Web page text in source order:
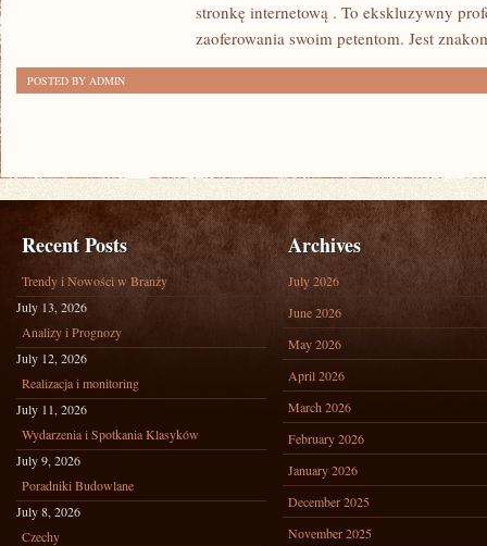
stronkę internetową . To ekskluzywny
zaoferowania swoim petentom. Jest
POSTED BY ADMIN
Recent Posts
Trendy i Nowości w Branży
July 13, 2026
Analizy i Prognozy
July 12, 2026
Realizacja i monitoring
July 11, 2026
Wydarzenia i Spotkania Klasyków
July 9, 2026
Poradniki Budowlane
July 8, 2026
Czechy
Archives
July 2026
June 2026
May 2026
April 2026
March 2026
February 2026
January 2026
December 2025
November 2025